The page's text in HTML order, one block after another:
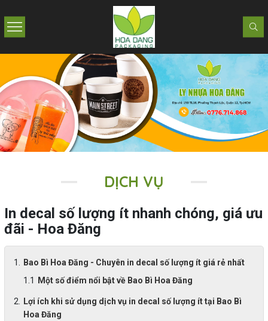
DỊCH VỤ
In decal số lượng ít nhanh chóng, giá ưu
đãi - Hoa Đăng
Bao Bì Hoa Đăng - Chuyên in decal số lượng ít giá rẻ nhất
Một số điểm nổi bật về Bao Bì Hoa Đăng
Lợi ích khi sử dụng dịch vụ in decal số lượng ít tại Bao Bì
Hoa Đăng